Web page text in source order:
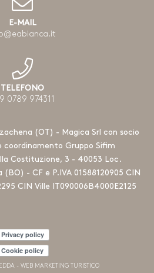
E-MAIL
TELEFONO
0789 974311
(OT) - Magica Srl con socio
coordinamento Gruppo Sifim
Costituzione, 3 - 40053 Loc.
- CF e P.IVA 01588120905 CIN
CIN Ville IT090006B4000E2125
Privacy policy
Cookie policy
- WEB MARKETING TURISTICO